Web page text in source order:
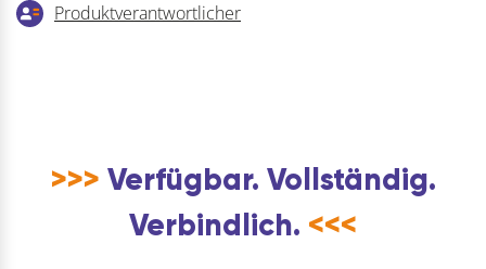
Produktverantwortlicher
>>> Verfügbar. Vollständig.
Verbindlich. <<<